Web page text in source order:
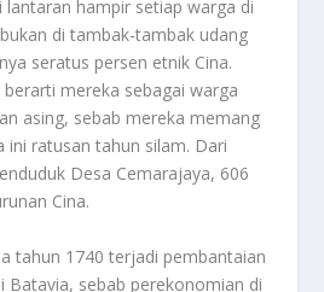
lantaran hampir setiap warga di
di tambak-tambak udang
seratus persen etnik Cina.
mereka sebagai warga
asing, sebab mereka memang
ini ratusan tahun silam. Dari
Desa Cemarajaya, 606
Cina.
tahun 1740 terjadi pembantaian
Batavia, sebab perekonomian di